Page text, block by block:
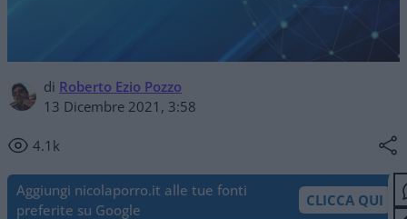
di Roberto Ezio Pozzo
13 Dicembre 2021, 3:58
4.1k
Aggiungi nicolaporro.it alle tue fonti
preferite su Google
CLICCA QUI